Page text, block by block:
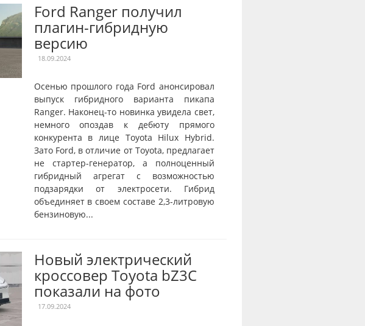
Ford Ranger получил
плагин-гибридную
версию
18.09.2024
Осенью прошлого года Ford анонсировал
выпуск гибридного варианта пикапа
Ranger. Наконец-то новинка увидела свет,
немного опоздав к дебюту прямого
конкурента в лице Toyota Hilux Hybrid.
Зато Ford, в отличие от Toyota, предлагает
не стартер-генератор, а полноценный
гибридный агрегат с возможностью
подзарядки от электросети. Гибрид
объединяет в своем составе 2,3-литровую
бензиновую...
Новый электрический
кроссовер Toyota bZ3C
показали на фото
17.09.2024